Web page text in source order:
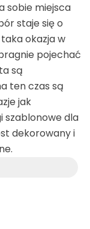
sobie miejsca
staje się o
okazja w
pojechać
są
ten czas są
jak
szablonowe dla
dekorowany i